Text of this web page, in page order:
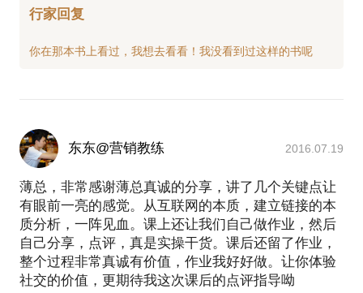
行家回复
东东@营销教练 2016.07.19
薄总，非常感谢薄总真诚的分享，讲了几个关键点让
有眼前一亮的感觉。从互联网的本质，建立链接的本
质分析，一阵见血。课上还让我们自己做作业，然后
自己分享，点评，真是实操干货。课后还留了作业，
整个过程非常真诚有价值，作业我好好做。让你体验
社交的价值，更期待我这次课后的点评指导呦